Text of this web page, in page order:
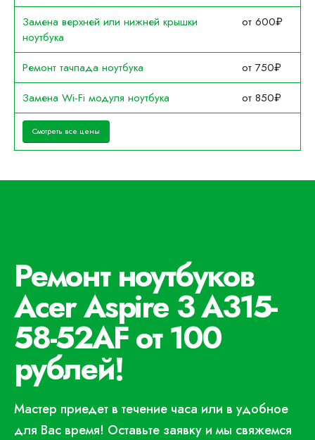
Замена верхней или нижней крышки
ноутбука
от 600₽
Ремонт тачпада ноутбука
от 750₽
Замена Wi-Fi модуля ноутбука
от 850₽
Смотреть все цены
Ремонт ноутбуков
Acer Aspire 3 A315-
58-52AF от 100
рублей!
Мастер приедет в течение часа или в удобное
для Вас время! Оставьте заявку и мы свяжемся